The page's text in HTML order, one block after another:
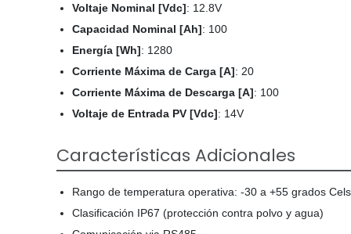
Voltaje Nominal [Vdc]: 12.8V
Capacidad Nominal [Ah]: 100
Energía [Wh]: 1280
Corriente Máxima de Carga [A]: 20
Corriente Máxima de Descarga [A]: 100
Voltaje de Entrada PV [Vdc]: 14V
Características Adicionales
Rango de temperatura operativa: -30 a +55 grados
Clasificación IP67 (protección contra polvo y agua)